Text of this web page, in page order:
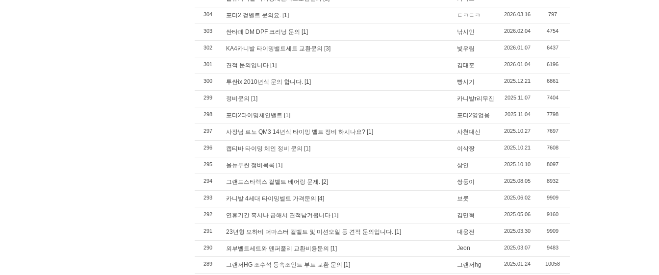
304 포터2 겉벨트 문의요. [1] ㄷㅋㄷㅋ 2026.03.16 797
303 싼타페 DM DPF 크리닝 문의 [1] 낚시인 2026.02.04 4754
302 KA4카니발 타이밍밸트세트 교환문의 [3] 빛우림 2026.01.07 6437
301 견적 문의입니다 [1] 김태훈 2026.01.04 6196
300 투싼ix 2010년식 문의 합니다. [1] 빵시기 2025.12.21 6861
299 정비문의 [1] 카니발r리무진 2025.11.07 7404
298 포터2타이밍체인밸트 [1] 포터2영업용 2025.11.04 7798
297 사장님 르노 QM3 14년식 타이밍 벨트 정비 하시나요? [1] 사천대신 2025.10.27 7697
296 캡티바 타이밍 체인 정비 문의 [1] 이삭짱 2025.10.21 7608
295 올뉴투싼 정비목록 [1] 상인 2025.10.10 8097
294 그랜드스타렉스 겉벨트 베어링 문제. [2] 쌍둥이 2025.08.05 8932
293 카니발 4세대 타이밍벨트 가격문의 [4] 브룻 2025.06.02 9909
292 연휴기간 혹시나 급해서 견적남겨봅니다 [1] 김민혁 2025.05.06 9160
291 23년형 모하비 더마스터 겉벨트 및 미션오일 등 견적 문의입니다. [1] 대웅전 2025.03.30 9909
290 외부벨트세트와 덴퍼풀리 교환비용문의 [1] Jeon 2025.03.07 9483
289 그랜저HG 조수석 등속조인트 부트 교환 문의 [1] 그랜저hg 2025.01.24 10058